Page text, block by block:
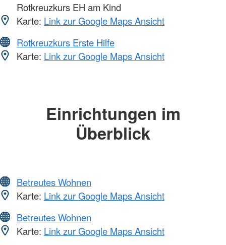
Rotkreuzkurs EH am Kind
Karte: Link zur Google Maps Ansicht
Rotkreuzkurs Erste Hilfe
Karte: Link zur Google Maps Ansicht
Einrichtungen im
Überblick
Betreutes Wohnen
Karte: Link zur Google Maps Ansicht
Betreutes Wohnen
Karte: Link zur Google Maps Ansicht